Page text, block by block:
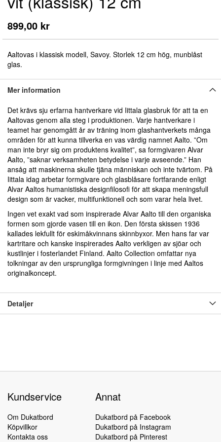
899,00 kr
Aaltovas i klassisk modell, Savoy. Storlek 12 cm hög, munblåst
glas.
av
bildgalleriet
Mer information
Det krävs sju erfarna hantverkare vid Iittala glasbruk för att ta en
Aaltovas genom alla steg i produktionen. Varje hantverkare i
teamet har genomgått år av träning inom glashantverkets många
områden för att kunna tillverka en vas värdig namnet Aalto. ”Om
man inte bryr sig om produktens kvalitet”, sa formgivaren Alvar
Aalto, ”saknar verksamheten betydelse i varje avseende.” Han
ansåg att maskinerna skulle tjäna människan och inte tvärtom. På
Iittala idag arbetar formgivare och glasblåsare fortfarande enligt
Alvar Aaltos humanistiska designfilosofi för att skapa meningsfull
design som är vacker, multifunktionell och som varar hela livet.
Ingen vet exakt vad som inspirerade Alvar Aalto till den organiska
formen som gjorde vasen till en ikon. Den första skissen 1936
kallades lekfullt för eskimåkvinnans skinnbyxor. Men hans far var
kartritare och kanske inspirerades Aalto verkligen av sjöar och
kustlinjer i fosterlandet Finland. Aalto Collection omfattar nya
tolkningar av den ursprungliga formgivningen i linje med Aaltos
originalkoncept.
Detaljer
Kundservice
Om Dukatbord
Köpvillkor
Kontakta oss
Annat
Dukatbord på Facebook
Dukatbord på Instagram
Dukatbord på Pinterest